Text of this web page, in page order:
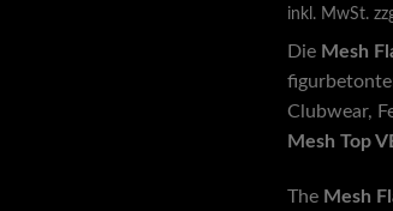
inkl. MwSt.
Die Mesh
Clubwear,
Mesh Top
The Mesh